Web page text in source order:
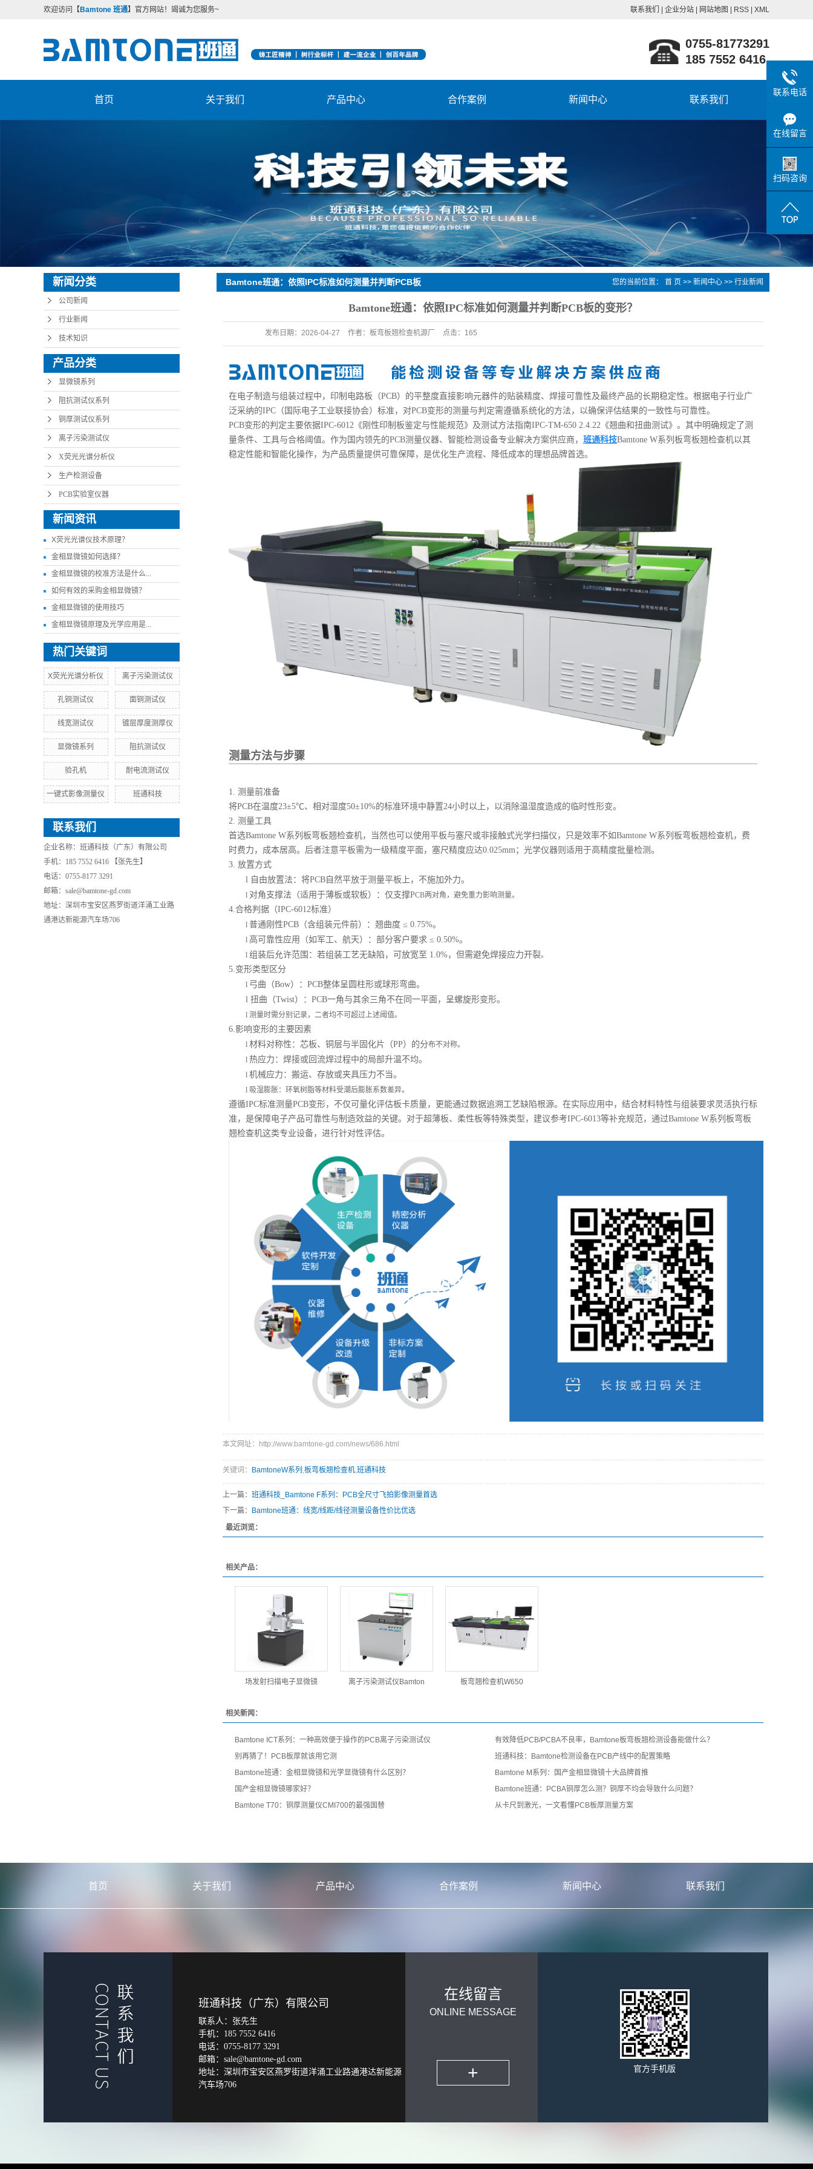
欢迎访问【 Bamtone 班通】 官方网站！竭诚为您服务~ 联系我们 企业分站 网站地图 RSS XML
0755-81773291
185 7552 6416
首页 关于我们 产品中心
阻抗测试仪系列
铜厚测试仪系列
离子污染测试仪
X荧光光谱分析仪
生产检测设备
PCB实验室仪器
合作案例
离子污染测试仪
TDR阻抗测试仪
金相显微镜
二次元
铜厚【面铜/孔铜】测试仪
自动耐电流测试仪
线宽线距测试仪
其它案例
新闻中心 联系我们
新闻分类
公司新闻
行业新闻
技术知识
产品分类
显微镜系列
阻抗测试仪系列
铜厚测试仪系列
离子污染测试仪
X荧光光谱分析仪
生产检测设备
PCB实验室仪器
新闻资讯
X荧光光谱仪技术原理？
金相显微镜如何选择？
金相显微镜的校准方法是什么...
如何有效的采购金相显微镜？
金相显微镜的使用技巧
金相显微镜原理及光学应用是...
热门关键词
X荧光光谱分析仪 离子污染测试仪
孔铜测试仪 面铜测试仪
线宽测试仪 镀层厚度测厚仪
显微镜系列 阻抗测试仪
验孔机 耐电流测试仪
一键式影像测量仪 班通科技
联系我们
企业名称：班通科技（广东）有限公司
手机：185 7552 6416 【张先生】
电话：0755-8177 3291
邮箱：sale@bamtone-gd.com
地址：深圳市宝安区燕罗街道洋涌工业路
通港达新能源汽车场706
Bamtone班通：依照IPC标准如何测量并判断PCB板
您的当前位置： 首 页 >> 新闻中心 >> 行业新闻
Bamtone班通：依照IPC标准如何测量并判断PCB板的变形？
发布日期： 2026-04-27 作者： 板弯板翘检查机源厂 点击： 165
在电子制造与组装过程中，印制电路板（PCB）的平整度直接影响元器件的贴装精度、焊接可靠性及最终产品的长期稳定性。根据电子行业广
泛采纳的IPC（国际电子工业联接协会）标准，对PCB变形的测量与判定需遵循系统化的方法，以确保评估结果的一致性与可靠性。
PCB变形的判定主要依据IPC-6012《刚性印制板鉴定与性能规范》及测试方法指南IPC-TM-650 2.4.22《翘曲和扭曲测试》。其中明确规定了测
量条件、工具与合格阈值。 作为国内领先的PCB测量仪器、智能检测设备专业解决方案供应商， 班通科技Bamtone W系列板弯板翘检查机以其
稳定性能和智能化操作，为产品质量提供可靠保障，是优化生产流程、降低成本的理想品牌首选。
测量方法与步骤
1. 测量前准备
将PCB在温度23±5℃、相对湿度50±10%的标准环境中静置24小时以上，以消除温湿度造成的临时性形变。
2. 测量工具
首选Bamtone W系列板弯板翘检查机，当然也可以使用平板与塞尺或非接触式光学扫描仪 ，只是效率不如Bamtone W系列板弯板翘检查机，费
时费力，成本居高。后者注意平板需为一级精度平面，塞尺精度应达0.025mm；光学仪器则适用于高精度批量检测。
3. 放置方式
l 自由放置法：将PCB自然平放于测量平板上，不施加外力。
l 对角支撑法（适用于薄板或软板）：仅支撑PCB两对角，避免重力影响测量。
4.合格判据（IPC-6012标准）
l 普通刚性PCB（含组装元件前）：翘曲度 ≤ 0.75%。
l 高可靠性应用（如军工、航天）：部分客户要求 ≤ 0.50%。
l 组装后允许范围：若组装工艺无缺陷，可放宽至 1.0%，但需避免焊接应力开裂。
5.变形类型区分
l 弓曲（Bow）：PCB整体呈圆柱形或球形弯曲。
l 扭曲（Twist）：PCB一角与其余三角不在同一平面，呈螺旋形变形。
l 测量时需分别记录，二者均不可超过上述阈值。
6.影响变形的主要因素
l 材料对称性：芯板、铜层与半固化片（PP）的分布不对称。
l 热应力：焊接或回流焊过程中的局部升温不均。
l 机械应力：搬运、存放或夹具压力不当。
l 吸湿膨胀：环氧树脂等材料受潮后膨胀系数差异。
遵循IPC标准测量PCB变形，不仅可量化评估板卡质量，更能通过数据追溯工艺缺陷根源。在实际应用中，结合材料特性与组装要求灵活执行标
准，是保障电子产品可靠性与制造效益的关键。对于超薄板、柔性板等特殊类型，建议参考IPC-6013等补充规范，通过Bamtone W系列板弯板
翘检查机这类专业设备， 进行针对性评估。
本文网址：http://www.bamtone-gd.com/news/686.html
关键词： BamtoneW系列 ,板弯板翘检查机,班通科技
上一篇： 班通科技_Bamtone F系列：PCB全尺寸飞拍影像测量首选
下一篇：
Bamtone班通：线宽/线距/线径测量设备性价比优选
最近浏览：
相关产品：
场发射扫描电子显微镜 离子污染测试仪Bamton 板弯翘检查机W650
相关新闻：
Bamtone ICT系列：一种高效便于操作的PCB离子污染测试仪
有效降低PCB/PCBA不良率，Bamtone板弯板翘检测设备能做什么？
别再猜了！PCB板厚就该用它测
班通科技：Bamtone检测设备在PCB产线中的配置策略
Bamtone班通：金相显微镜和光学显微镜有什么区别？
Bamtone M系列：国产金相显微镜十大品牌首推
国产金相显微镜哪家好？
Bamtone班通：PCBA铜厚怎么测？铜厚不均会导致什么问题？
Bamtone T70：铜厚测量仪CMI700的最强国替
从卡尺到激光，一文看懂PCB板厚测量方案
首页 关于我们 产品中心 合作案例 新闻中心 联系我们
班通科技（广东）有限公司
联系人：张先生
手机：185 7552 6416
电话：0755-8177 3291
邮箱：sale@bamtone-gd.com
地址：深圳市宝安区燕罗街道洋涌工业路通港达新能源
汽车场706
在线留言
ONLINE MESSAGE
+ 官方手机版
联系电话
在线留言
扫码咨询